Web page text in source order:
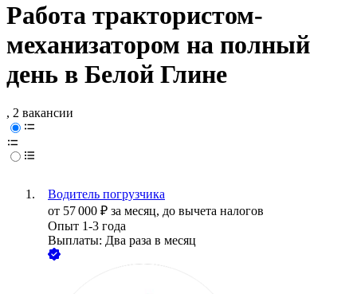
Работа трактористом-
механизатором на полный
день в Белой Глине
, 2 вакансии
Водитель погрузчика
от 57 000 ₽ за месяц, до вычета налогов
Опыт 1-3 года
Выплаты: Два раза в месяц